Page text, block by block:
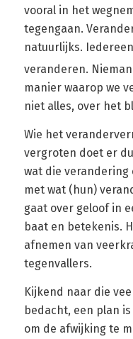
vooral in het
tegengaan.
natuurlijks.
veranderen.
manier waarop we
niet alles, over het
Wie het
vergroten doet er
wat die verandering
met wat (hun)
gaat over geloof in
baat en betekenis.
afnemen van
tegenvallers.
Kijkend naar die
bedacht, een plan
om de afwijking te